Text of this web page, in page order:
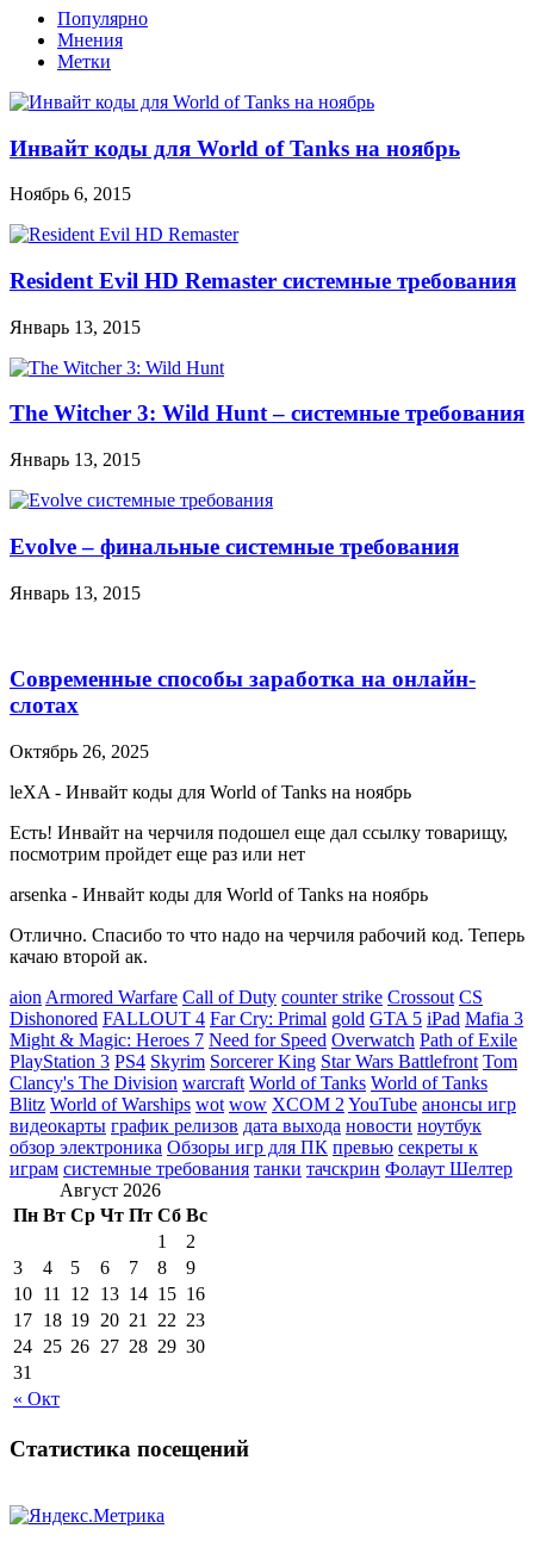
Популярно
Мнения
Метки
Инвайт коды для World of Tanks на ноябрь
Ноябрь 6, 2015
Resident Evil HD Remaster системные требования
Январь 13, 2015
The Witcher 3: Wild Hunt – системные требования
Январь 13, 2015
Evolve – финальные системные требования
Январь 13, 2015
Современные способы заработка на онлайн-
слотах
Октябрь 26, 2025
leXA - Инвайт коды для World of Tanks на ноябрь
Есть! Инвайт на черчиля подошел еще дал ссылку товарищу,
посмотрим пройдет еще раз или нет
arsenka - Инвайт коды для World of Tanks на ноябрь
Отлично. Спасибо то что надо на черчиля рабочий код. Теперь
качаю второй ак.
aion Armored Warfare Call of Duty counter strike Crossout CS
Dishonored FALLOUT 4 Far Cry: Primal gold GTA 5 iPad Mafia 3
Might & Magic: Heroes 7 Need for Speed Overwatch Path of Exile
PlayStation 3 PS4 Skyrim Sorcerer King Star Wars Battlefront Tom
Clancy's The Division warcraft World of Tanks World of Tanks
Blitz World of Warships wot wow XCOM 2 YouTube анонсы игр
видеокарты график релизов дата выхода новости ноутбук
обзор электроника Обзоры игр для ПК превью секреты к
играм системные требования танки тачскрин Фолаут Шелтер
Август 2026
Пн Вт Ср Чт Пт Сб Вс
« Окт
1
2
3
4 5 6 7 8
9
10 11 12 13 14 15 16
17 18 19 20 21 22 23
24 25 26 27 28 29 30
31
Статистика посещений